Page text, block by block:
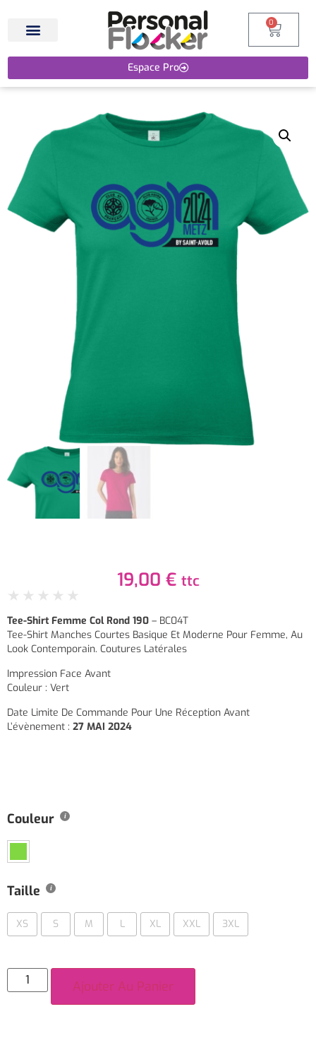
Espace Pro
0
19,00 € ttc
★ ★ ★ ★ ★
Tee-Shirt Femme Col Rond 190 – BC04T
Tee-Shirt Manches Courtes Basique Et Moderne Pour Femme, Au
Look Contemporain. Coutures Latérales
Impression Face Avant
Couleur : Vert
Date Limite De Commande Pour Une Réception Avant
L’évènement : 27 MAI 2024
Couleur
Taille
XS S M L XL XXL 3XL
Ajouter Au Panier